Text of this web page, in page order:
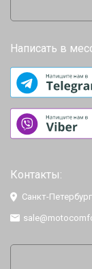
Написать в
Контакты:
Санкт-